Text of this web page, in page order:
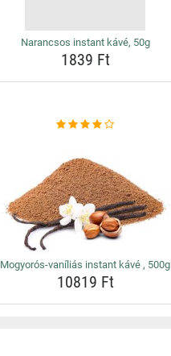
Narancsos instant kávé, 50g
1839 Ft
Mogyorós-vaníliás instant kávé , 500g
10819 Ft